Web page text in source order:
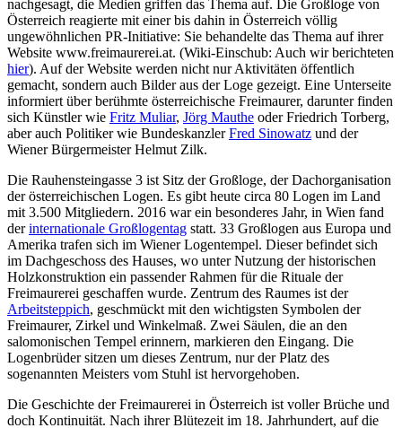
nachgesagt, die Medien griffen das Thema auf. Die Großloge von
Österreich reagierte mit einer bis dahin in Österreich völlig
ungewöhnlichen PR-Initiative: Sie behandelte das Thema auf ihrer
Website www.freimaurerei.at. (Wiki-Einschub: Auch wir berichteten
hier). Auf der Website werden nicht nur Aktivitäten öffentlich
gemacht, sondern auch Bilder aus der Loge gezeigt. Eine Unterseite
informiert über berühmte österreichische Freimaurer, darunter finden
sich Künstler wie Fritz Muliar, Jörg Mauthe oder Friedrich Torberg,
aber auch Politiker wie BundeskanzlerFred Sinowatz und der
Wiener Bürgermeister Helmut Zilk.
Die Rauhensteingasse 3 ist Sitz der Großloge, der Dachorganisation
der österreichischen Logen. Es gibt heute circa 80 Logen im Land
mit 3.500 Mitgliedern. 2016 war ein besonderes Jahr, in Wien fand
derinternationale Großlogentag statt. 33 Großlogen aus Europa und
Amerika trafen sich im Wiener Logentempel. Dieser befindet sich
im Dachgeschoss des Hauses, wo unter Nutzung der historischen
Holzkonstruktion ein passender Rahmen für die Rituale der
Freimaurerei geschaffen wurde. Zentrum des Raumes ist der
Arbeitsteppich, geschmückt mit den wichtigsten Symbolen der
Freimaurer, Zirkel und Winkelmaß. Zwei Säulen, die an den
salomonischen Tempel erinnern, markieren den Eingang. Die
Logenbrüder sitzen um dieses Zentrum, nur der Platz des
sogenannten Meisters vom Stuhl ist hervorgehoben.
Die Geschichte der Freimaurerei in Österreich ist voller Brüche und
doch Kontinuität. Nach ihrer Blütezeit im 18. Jahrhundert, auf die